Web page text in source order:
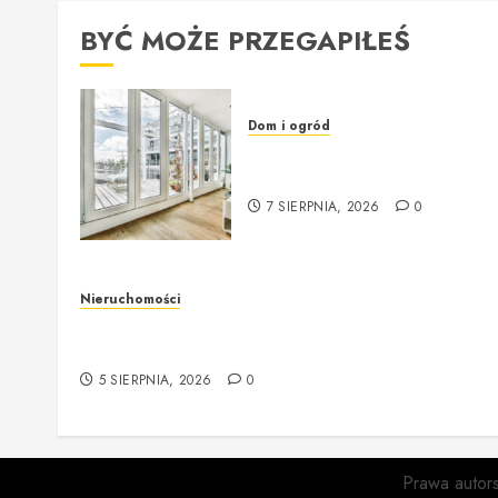
BYĆ MOŻE PRZEGAPIŁEŚ
Dom i ogród
7 SIERPNIA, 2026 0
Nieruchomości
5 SIERPNIA, 2026 0
Prawa